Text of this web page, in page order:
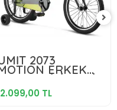
2073
ERKEK
BİSİKLETİ
20 JANT
HAKİ
TL
Sepete Ekle